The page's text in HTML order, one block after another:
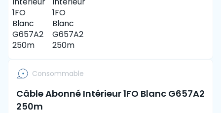
Consommable
Câble Abonné Intérieur 1FO Blanc G657A2
250m